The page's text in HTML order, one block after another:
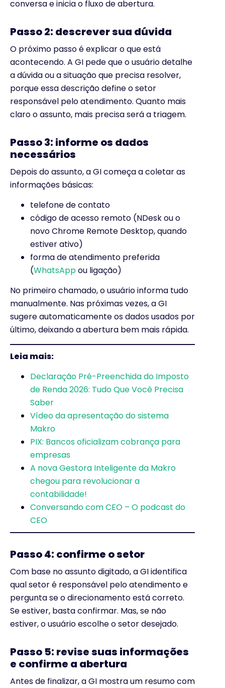
conversa e inicia o fluxo de abertura.
Passo 2: descrever sua dúvida
O próximo passo é explicar o que está
acontecendo. A GI pede que o usuário detalhe
a dúvida ou a situação que precisa resolver,
porque essa descrição define o setor
responsável pelo atendimento. Quanto mais
claro o assunto, mais precisa será a triagem.
Passo 3: informe os dados
necessários
Depois do assunto, a GI começa a coletar as
informações básicas:
telefone de contato
código de acesso remoto (NDesk ou o
novo Chrome Remote Desktop, quando
estiver ativo)
forma de atendimento preferida
(WhatsAppou ligação)
No primeiro chamado, o usuário informa tudo
manualmente. Nas próximas vezes, a GI
sugere automaticamente os dados usados por
último, deixando a abertura bem mais rápida.
Leia mais:
Declaração Pré-Preenchida do Imposto
de Renda 2026: Tudo Que Você Precisa
Saber
Vídeo da apresentação do sistema
Makro
PIX: Bancos oficializam cobrança para
empresas
A nova Gestora Inteligente da Makro
chegou para revolucionar a
contabilidade!
Conversando com CEO – O podcast do
CEO
Passo 4: confirme o setor
Com base no assunto digitado, a GI identifica
qual setor é responsável pelo atendimento e
pergunta se o direcionamento está correto.
Se estiver, basta confirmar. Mas, se não
estiver, o usuário escolhe o setor desejado.
Passo 5: revise suas informações
e confirme a abertura
Antes de finalizar, a GI mostra um resumo com